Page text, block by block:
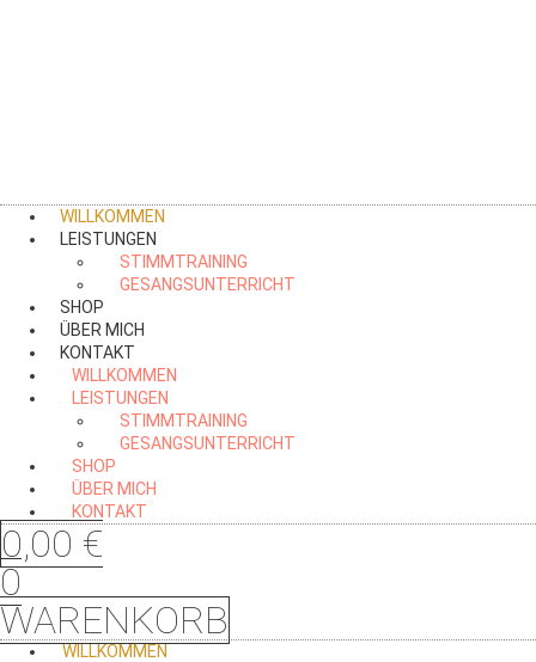
WILLKOMMEN
LEISTUNGEN
STIMMTRAINING
GESANGSUNTERRICHT
SHOP
ÜBER MICH
KONTAKT
WILLKOMMEN
LEISTUNGEN
STIMMTRAINING
GESANGSUNTERRICHT
SHOP
ÜBER MICH
KONTAKT
0,00 €
0
WARENKORB
WILLKOMMEN